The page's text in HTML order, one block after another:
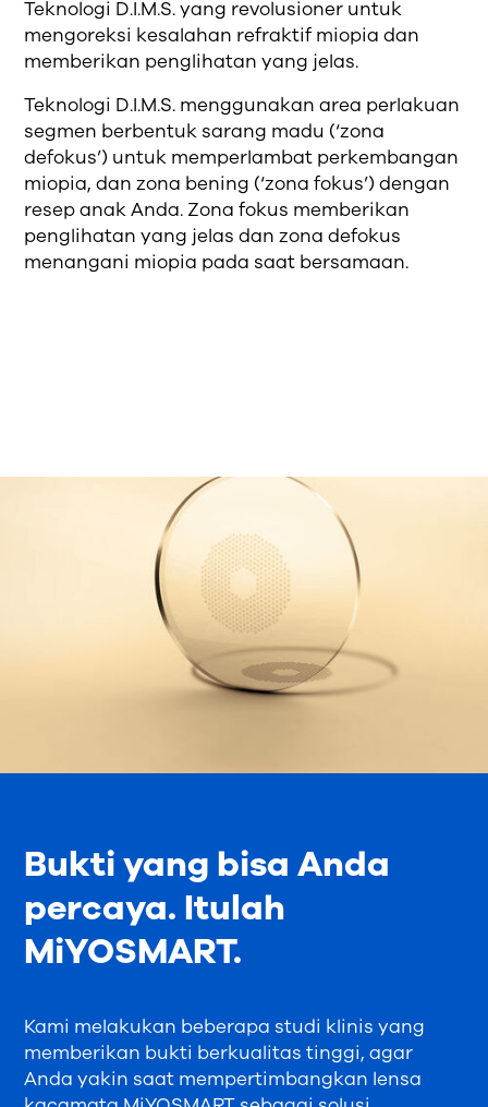
Teknologi D.I.M.S. yang revolusioner untuk
mengoreksi kesalahan refraktif miopia dan
memberikan penglihatan yang jelas.
Teknologi D.I.M.S. menggunakan area perlakuan
segmen berbentuk sarang madu (‘zona
defokus’) untuk memperlambat perkembangan
miopia, dan zona bening (‘zona fokus’) dengan
resep anak Anda. Zona fokus memberikan
penglihatan yang jelas dan zona defokus
menangani miopia pada saat bersamaan.
Bukti yang bisa Anda
percaya. Itulah
MiYOSMART.
Kami melakukan beberapa studi klinis yang
memberikan bukti berkualitas tinggi, agar
Anda yakin saat mempertimbangkan lensa